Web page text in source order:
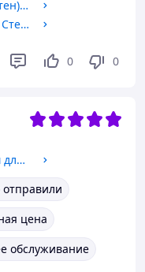
Royal Canin Kitten (Роял Канин Китен) сухой корм для котят от 4 до 12 месяцев, 2 КГ
Royal Canin Sterilised (Роял Канин Стерилайзед) сухой корм для стерилизованных кошек от 1 до 7 лет, 2 КГ
0 0
Royal Canin Chihuahua сухой корм для взрослых собак породы Чихуахуа, 1.5 КГ
цена
обслуживание